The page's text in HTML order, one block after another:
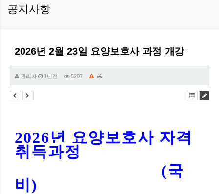
공지사항
2026년 2월 23일 요양보호사 과정 개강
관리자 1년전 5207
2026년 요양보호사 자격
취득과정
(국
비)